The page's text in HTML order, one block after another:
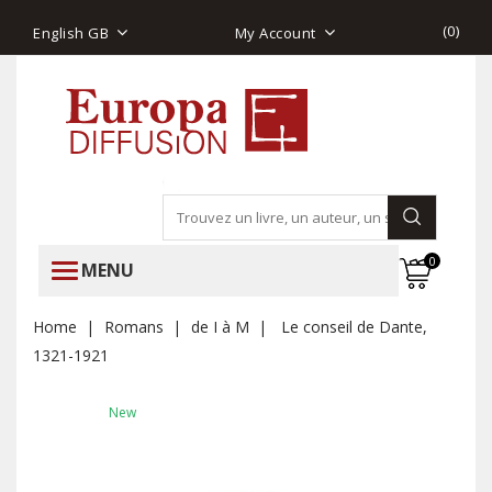
English GB My Account (0)
MENU 0
Home Romans de I à M
Le conseil de Dante,
1321-1921
New